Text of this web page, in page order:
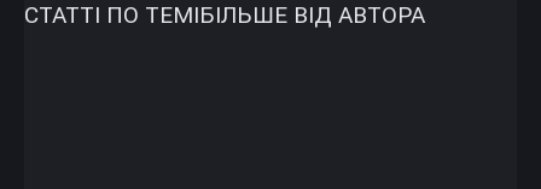
СТАТТІ ПО ТЕМІБІЛЬШЕ ВІД АВТОРА